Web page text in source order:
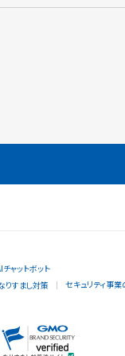
ャットボット
りすまし対策 セキュリティ事